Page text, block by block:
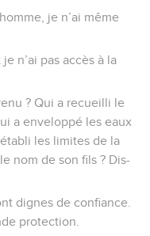
je n’ai même
n’ai pas accès à la
? Qui a recueilli le
a enveloppé les eaux
les limites de la
nom de son fils ? Dis-
dignes de confiance.
protection.